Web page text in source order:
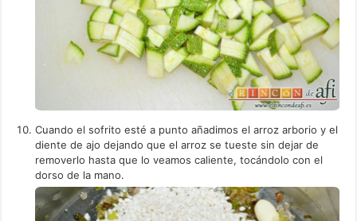
Cuando el sofrito esté a punto añadimos el arroz arborio y el
diente de ajo dejando que el arroz se tueste sin dejar de
removerlo hasta que lo veamos caliente, tocándolo con el
dorso de la mano.